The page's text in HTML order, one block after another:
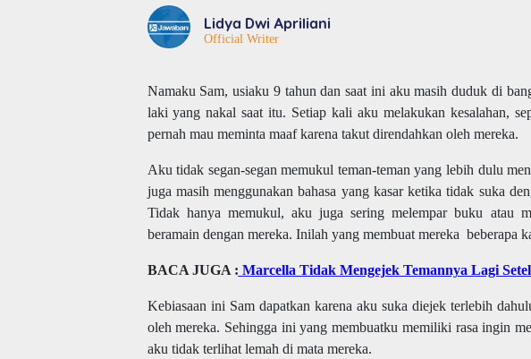
Lidya Dwi Apriliani
Official Writer
Namaku Sam, usiaku 9 tahun dan saat ini aku masih duduk di
laki yang nakal saat itu. Setiap kali aku melakukan kesalahan,
pernah mau meminta maaf karena takut direndahkan oleh mereka.
Aku tidak segan-segan memukul teman-teman yang lebih dulu
juga masih menggunakan bahasa yang kasar ketika tidak suka
Tidak hanya memukul, aku juga sering melempar buku atau
beramain dengan mereka. Inilah yang membuat mereka beberapa
BACA JUGA : Marcella Tidak Mengejek Temannya Lagi
Kebiasaan ini Sam dapatkan karena aku suka diejek terlebih
oleh mereka. Sehingga ini yang membuatku memiliki rasa ingin
aku tidak terlihat lemah di mata mereka.